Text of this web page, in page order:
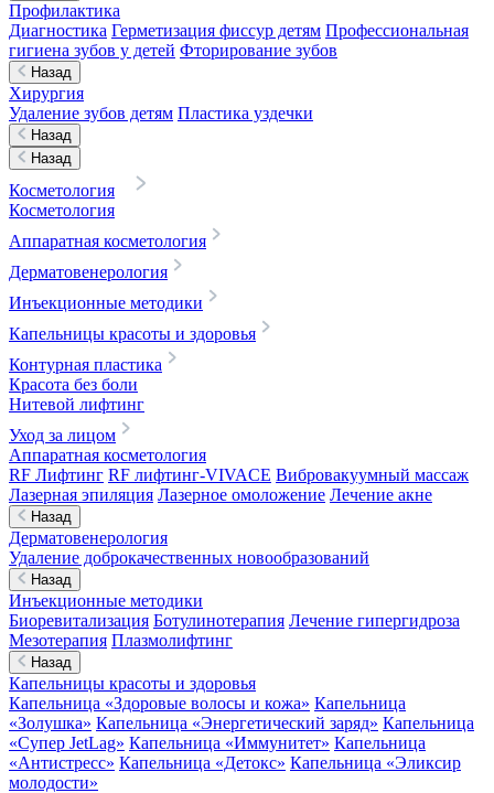
Профилактика
Диагностика Герметизация фиссур детям Профессиональная
гигиена зубов у детей Фторирование зубов
Назад
Хирургия
Удаление зубов детям Пластика уздечки
Назад
Назад
Косметология
Косметология
Аппаратная косметология
Дерматовенерология
Инъекционные методики
Капельницы красоты и здоровья
Контурная пластика
Красота без боли
Нитевой лифтинг
Уход за лицом
Аппаратная косметология
RF Лифтинг RF лифтинг-VIVACE Вибровакуумный массаж
Лазерная эпиляция Лазерное омоложение Лечение акне
Назад
Дерматовенерология
Удаление доброкачественных новообразований
Назад
Инъекционные методики
Биоревитализация Ботулинотерапия Лечение гипергидроза
Мезотерапия Плазмолифтинг
Назад
Капельницы красоты и здоровья
Капельница «Здоровые волосы и кожа» Капельница
«Золушка» Капельница «Энергетический заряд» Капельница
«Супер JetLag» Капельница «Иммунитет» Капельница
«Антистресс» Капельница «Детокс» Капельница «Эликсир
молодости»